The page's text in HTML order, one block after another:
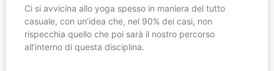
Ci si avvicina allo yoga spesso in maniera del tutto
casuale, con un’idea che, nel 90% dei casi, non
rispecchia quello che poi sarà il nostro percorso
all’interno di questa disciplina.